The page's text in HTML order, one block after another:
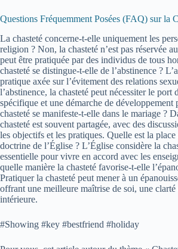
Questions Fréquemment Posées (FAQ) sur la
La chasteté concerne-t-elle uniquement les
religion ? Non, la chasteté n’est pas réservée
peut être pratiquée par des individus de tous
chasteté se distingue-t-elle de l’abstinence ?
pratique axée sur l’évitement des relations
l’abstinence, la chasteté peut nécessiter le port
spécifique et une démarche de développement
chasteté se manifeste-t-elle dans le mariage ?
chasteté est souvent partagée, avec des
les objectifs et les pratiques. Quelle est la place
doctrine de l’Église ? L’Église considère la
essentielle pour vivre en accord avec les
quelle manière la chasteté favorise-t-elle
Pratiquer la chasteté peut mener à un
offrant une meilleure maîtrise de soi, une
intérieure.
#Showing #key #bestfriend #holiday